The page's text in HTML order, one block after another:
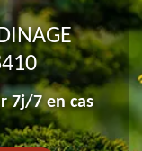
7j/7 en cas